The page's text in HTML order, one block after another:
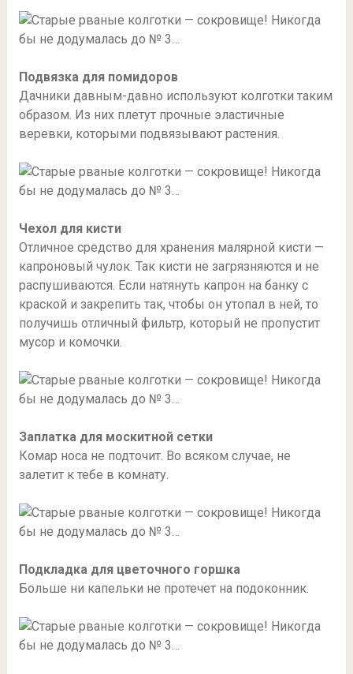
Подвязка для помидоров
Дачники давным-давно используют колготки таким
образом. Из них плетут прочные эластичные
веревки, которыми подвязывают растения.
Чехол для кисти
Отличное средство для хранения малярной кисти —
капроновый чулок. Так кисти не загрязняются и не
распушиваются. Если натянуть капрон на банку с
краской и закрепить так, чтобы он утопал в ней, то
получишь отличный фильтр, который не пропустит
мусор и комочки.
Заплатка для москитной сетки
Комар носа не подточит. Во всяком случае, не
залетит к тебе в комнату.
Подкладка для цветочного горшка
Больше ни капельки не протечет на подоконник.